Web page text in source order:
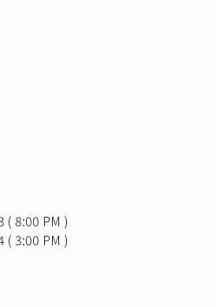
( 8:00 PM )
( 3:00 PM )